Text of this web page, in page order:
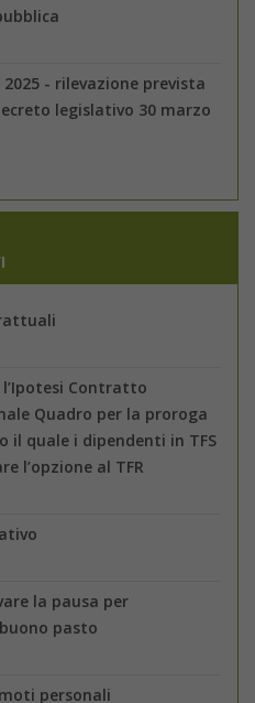
- rilevazione prevista
legislativo 30 marzo
l’Ipotesi Contratto
Quadro per la proroga
il quale i dipendenti in TFS
l’opzione al TFR
la pausa per
pasto
personali